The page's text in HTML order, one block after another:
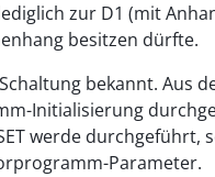
zur D1 (mit
besitzen dürfte.
bekannt. Aus
Initialisierung
werde
Parameter.